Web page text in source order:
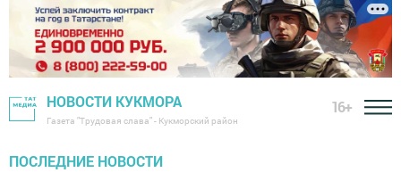
НОВОСТИ КУКМОРА
Газета "Трудовая слава" - Кукморский район
16+
ПОСЛЕДНИЕ НОВОСТИ